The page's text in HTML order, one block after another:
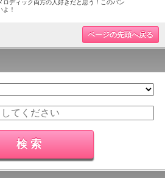
ロディック両方の人好きだと思う！このバン
よ！
ページの先頭へ戻る